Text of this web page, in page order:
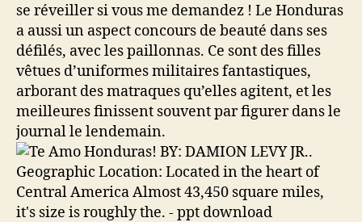
se réveiller si vous me demandez ! Le Honduras
a aussi un aspect concours de beauté dans ses
défilés, avec les paillonnas. Ce sont des filles
vêtues d’uniformes militaires fantastiques,
arborant des matraques qu’elles agitent, et les
meilleures finissent souvent par figurer dans le
journal le lendemain.